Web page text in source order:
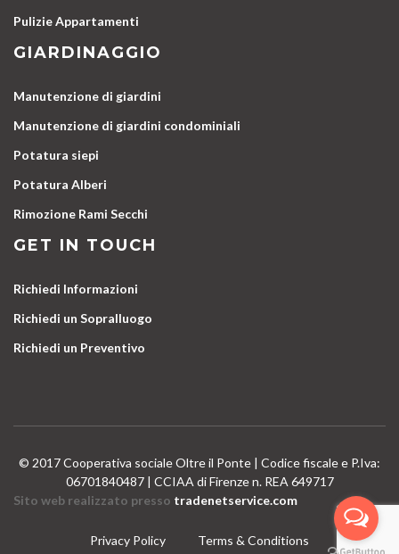
Pulizie Appartamenti
GIARDINAGGIO
Manutenzione di giardini
Manutenzione di giardini condominiali
Potatura siepi
Potatura Alberi
Rimozione Rami Secchi
GET IN TOUCH
Richiedi Informazioni
Richiedi un Sopralluogo
Richiedi un Preventivo
© 2017 Cooperativa sociale Oltre il Ponte | Codice fiscale e P.Iva:
06701840487 | CCIAA di Firenze n. REA 649717
Sito web realizzato presso tradenetservice.com
Privacy Policy Terms & Conditions